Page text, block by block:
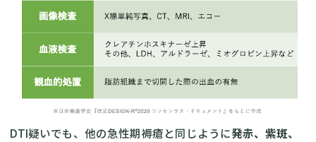
DTI疑いでも、他の急性期褥瘡と同じように発赤、紫斑、